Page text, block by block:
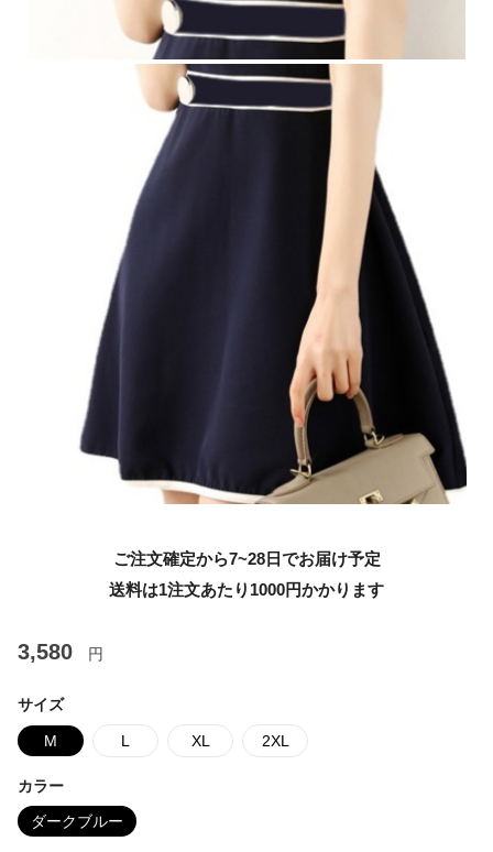
ご注文確定から7~28日でお届け予定
送料は1注文あたり 1000円かかります
3,580 円
サイズ
M L XL 2XL
カラー
ダークブルー